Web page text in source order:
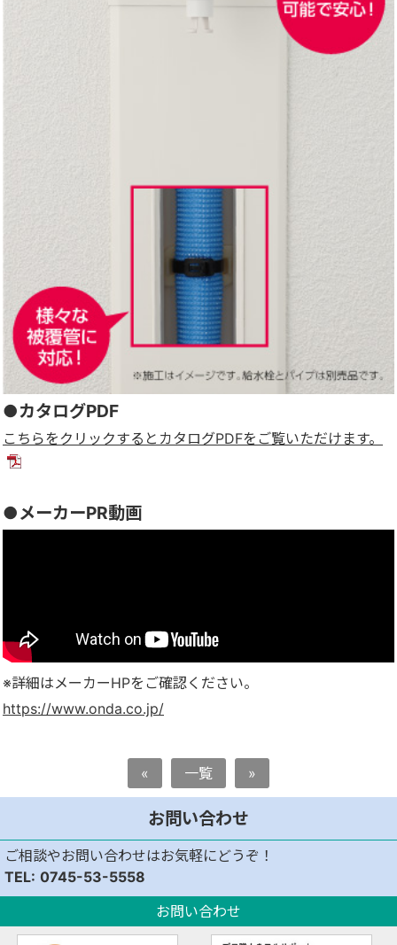
●カタログPDF
こちらをクリックするとカタログPDFをご覧いただけます。
●メーカーPR動画
※詳細はメーカーHPをご確認ください。
https://www.onda.co.jp/
« 一覧 »
お問い合わせ
ご相談やお問い合わせはお気軽にどうぞ！
0745-53-5558
お問い合わせ